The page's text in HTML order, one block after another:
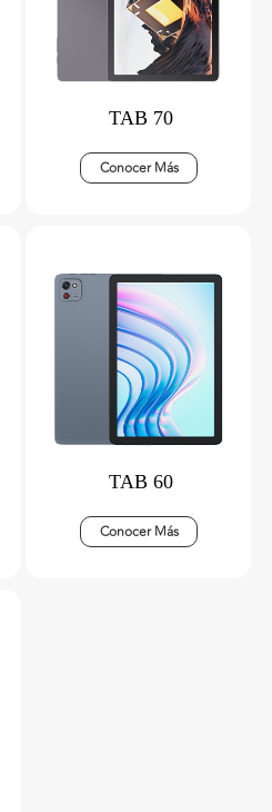
TAB 70
Conocer Más
TAB 60
Conocer Más